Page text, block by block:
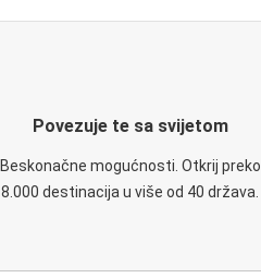
Povezuje te sa svijetom
Beskonačne mogućnosti. Otkrij preko
8.000 destinacija u više od 40 država.